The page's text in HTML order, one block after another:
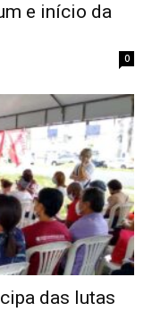
e início da
0
das lutas